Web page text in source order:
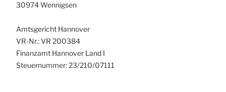
30974 Wennigsen
Amtsgericht Hannover
VR-Nr.: VR 200384
Finanzamt Hannover Land I
Steuernummer: 23/210/07111